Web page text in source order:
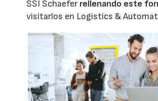
SSI Schaefer rellenando este
visitarlos en Logistics &